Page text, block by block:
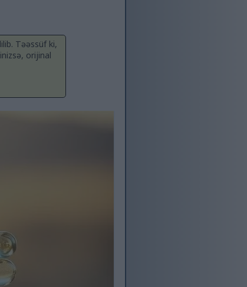
Təəssüf ki,
orijinal